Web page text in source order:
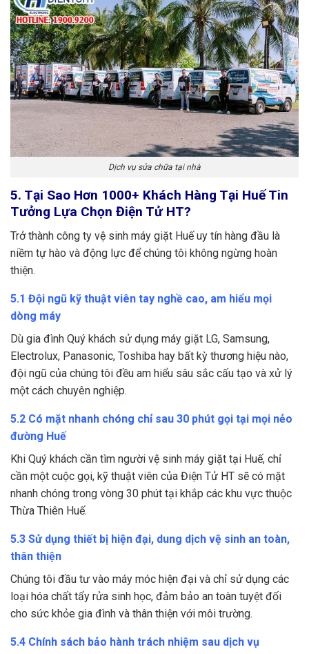
Dịch vụ sửa chữa tại nhà
5. Tại Sao Hơn 1000+ Khách Hàng Tại Huế Tin
Tưởng Lựa Chọn Điện Tử HT?
Trở thành công ty vệ sinh máy giặt Huế uy tín hàng đầu là
niềm tự hào và động lực để chúng tôi không ngừng hoàn
thiện.
5.1 Đội ngũ kỹ thuật viên tay nghề cao, am hiểu mọi
dòng máy
Dù gia đình Quý khách sử dụng máy giặt LG, Samsung,
Electrolux, Panasonic, Toshiba hay bất kỳ thương hiệu nào,
đội ngũ của chúng tôi đều am hiểu sâu sắc cấu tạo và xử lý
một cách chuyên nghiệp.
5.2 Có mặt nhanh chóng chỉ sau 30 phút gọi tại mọi nẻo
đường Huế
Khi Quý khách cần tìm người vệ sinh máy giặt tại Huế, chỉ
cần một cuộc gọi, kỹ thuật viên của Điện Tử HT sẽ có mặt
nhanh chóng trong vòng 30 phút tại khắp các khu vực thuộc
Thừa Thiên Huế.
5.3 Sử dụng thiết bị hiện đại, dung dịch vệ sinh an toàn,
thân thiện
Chúng tôi đầu tư vào máy móc hiện đại và chỉ sử dụng các
loại hóa chất tẩy rửa sinh học, đảm bảo an toàn tuyệt đối
cho sức khỏe gia đình và thân thiện với môi trường.
5.4 Chính sách bảo hành trách nhiệm sau dịch vụ